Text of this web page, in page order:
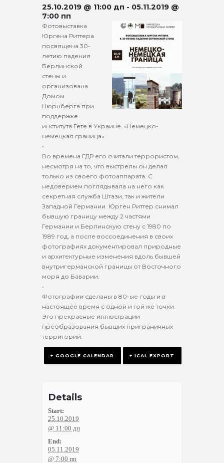
25.10.2019 @ 11:00 дп - 05.11.2019 @
7:00 пп
Фотовыставка
Юргена Риттера
посвящена 30-
летию падения
Берлинской
стены и
организована
Домом
Нюрнберга при
поддержке
института Гете в Украине. «Немецко-
немецкая граница»
•
Во времена ГДР его считали террористом,
несмотря на то, что выстрелы он делал
только из своего фотоаппарата. С
недоверием поглядывала на него как
секретная служба Штази, так и жители
Западной Германии. Юрген Риттер снимал
бывшую границу между 2 частями
Германии и Берлинскую стену с 1980 по
1989 год, а после воссоединения в своих
фотографиях документировал природные
и архитектурные изменения вдоль бывшей
внутригерманской границы от Восточного
моря до Баварии.
•
Фотографии сделаны в 80-ые годы и в
настоящее время с одной и той же точки.
Это прекрасные иллюстрации
преобразования бывших приграничных
территорий.
+ GOOGLE CALENDAR + ICAL EXPORT
Details
Start:
25.10.2019
@ 11:00 дп
End:
05.11.2019
@ 7:00 пп